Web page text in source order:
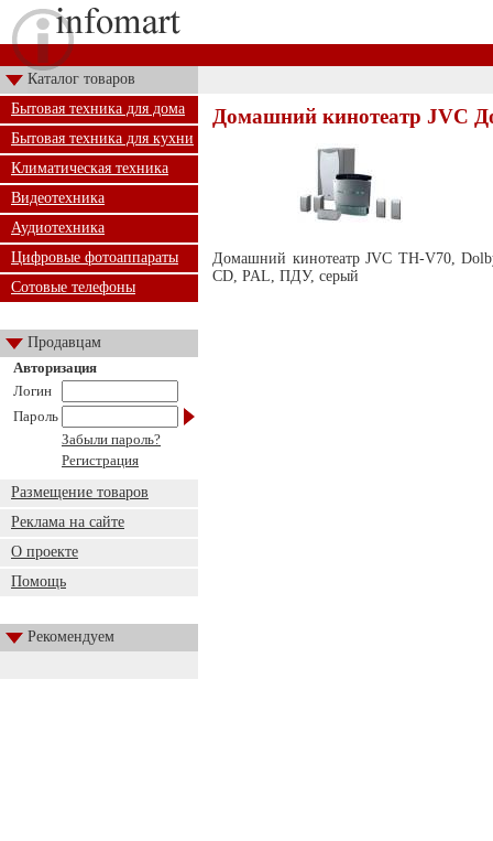
Каталог товаров
Бытовая техника для дома
Бытовая техника для кухни
Климатическая техника
Видеотехника
Аудиотехника
Цифровые фотоаппараты
Сотовые телефоны
Продавцам
Авторизация
Логин
Пароль
Забыли пароль?
Регистрация
Размещение товаров
Реклама на сайте
О проекте
Помощь
Рекомендуем
Домашний кинотеатр JVC
Домашний кинотеатр JVC TH-V70,
CD, PAL, ПДУ, серый